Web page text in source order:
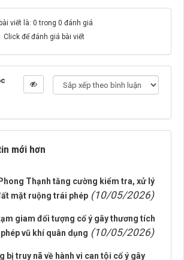
viết là: 0 trong 0 đánh giá
Click để đánh giá bài viết
mới hơn
Thạnh tăng cường kiểm tra, xử lý
mặt ruộng trái phép (10/05/2026)
giam đối tượng cố ý gây thương tích
vũ khí quân dụng (10/05/2026)
bị truy nã về hành vi can tội cố ý gây